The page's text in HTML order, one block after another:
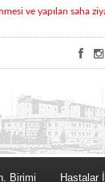
ve yapılan saha
Birimi Hastalar